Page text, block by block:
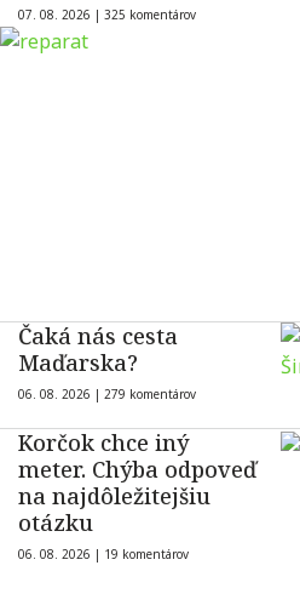
07. 08. 2026 | 325 komentárov
Čaká nás cesta
Maďarska?
06. 08. 2026 | 279 komentárov
Korčok chce iný
meter. Chýba odpoveď
na najdôležitejšiu
otázku
06. 08. 2026 | 19 komentárov